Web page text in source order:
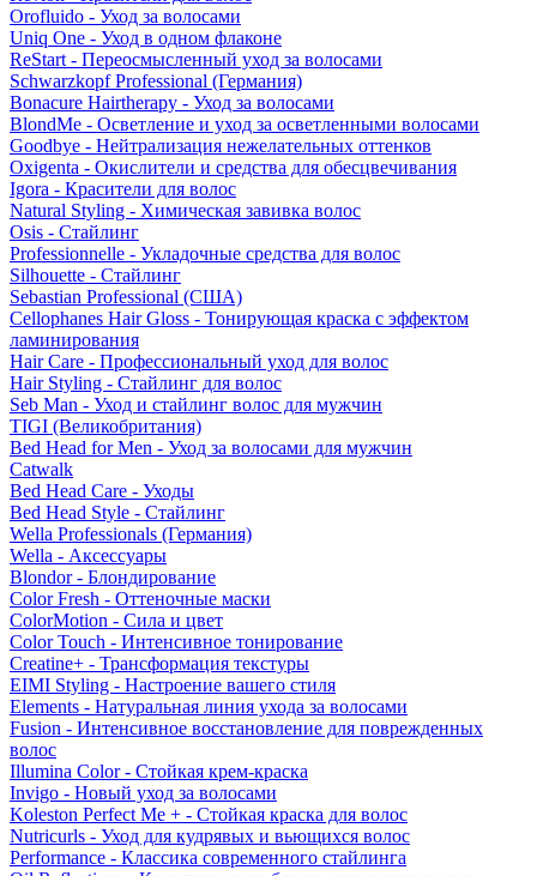
Orofluido - Уход за волосами
Uniq One - Уход в одном флаконе
ReStart - Переосмысленный уход за волосами
Schwarzkopf Professional (Германия)
Bonacure Hairtherapy - Уход за волосами
BlondMe - Осветление и уход за осветленными волосами
Goodbye - Нейтрализация нежелательных оттенков
Oxigenta - Окислители и средства для обесцвечивания
Igora - Красители для волос
Natural Styling - Химическая завивка волос
Osis - Стайлинг
Professionnelle - Укладочные средства для волос
Silhouette - Стайлинг
Sebastian Professional (США)
Cellophanes Hair Gloss - Тонирующая краска с эффектом
ламинирования
Hair Care - Профессиональный уход для волос
Hair Styling - Стайлинг для волос
Seb Man - Уход и стайлинг волос для мужчин
TIGI (Великобритания)
Bed Head for Men - Уход за волосами для мужчин
Catwalk
Bed Head Care - Уходы
Bed Head Style - Стайлинг
Wella Professionals (Германия)
Wella - Аксессуары
Blondor - Блондирование
Color Fresh - Оттеночные маски
ColorMotion - Сила и цвет
Color Touch - Интенсивное тонирование
Creatine+ - Трансформация текстуры
EIMI Styling - Настроение вашего стиля
Elements - Натуральная линия ухода за волосами
Fusion - Интенсивное восстановление для поврежденных
волос
Illumina Color - Стойкая крем-краска
Invigo - Новый уход за волосами
Koleston Perfect Me + - Стойкая краска для волос
Nutricurls - Уход для кудрявых и вьющихся волос
Performance - Классика современного стайлинга